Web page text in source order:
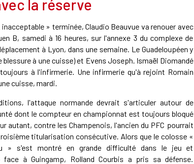
la réserve
» terminée, Claudio Beauvue va renouer avec
B, samedi à 16 heures, sur l'annexe 3 du complexe de
à Lyon, dans une semaine. Le Guadeloupéen y
à une cuisse) et Evens Joseph. Ismaël Diomandé
à l'infirmerie. Une infirmerie qu'à rejoint Romain
cuisse, mardi.
l'attaque normande devrait s'articuler autour de
dont le compteur en championnat est toujours bloqué
autant, contre les Champenois, l'ancien du PFC pourrait
titularisation consécutive. Alors que le colosse «
» s'est montré en grande difficulté dans le jeu et
face à Guingamp, Rolland Courbis a pris sa défense.